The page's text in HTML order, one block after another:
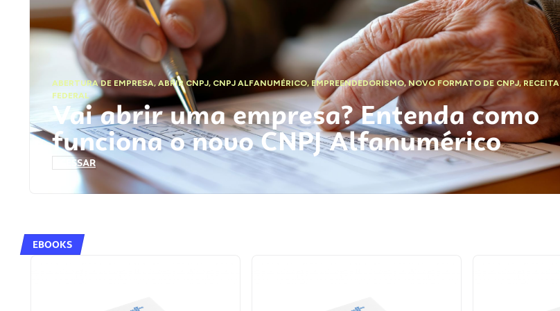
ABERTURA DE EMPRESA,ABRIR CNPJ, CNPJ ALFANUMÉRICO, EMPREENDEDORISMO,NOVO FORMATO DE CNPJ,RECEITA
FEDERAL
Vai abrir uma empresa? Entenda como
funciona o novo CNPJ Alfanumérico
ACESSAR
EBOOKS